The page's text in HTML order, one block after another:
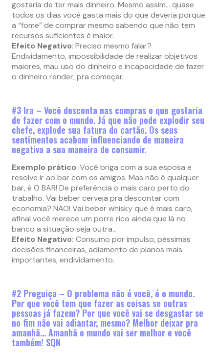
gostaria de ter mais dinheiro. Mesmo assim… quase
todos os dias você gasta mais do que deveria porque
a “fome” de comprar mesmo sabendo que não tem
recursos suficientes é maior.
Efeito Negativo: Preciso mesmo falar?
Endividamento, impossibilidade de realizar objetivos
maiores, mau uso do dinheiro e incapacidade de fazer
o dinheiro render, pra começar.
#3 Ira – Você desconta nas compras o que gostaria
de fazer com o mundo. Já que não pode explodir seu
chefe, explode sua fatura do cartão. Os seus
sentimentos acabam influenciando de maneira
negativa a sua maneira de consumir.
Exemplo prático: Você briga com a sua esposa e
resolve ir ao bar com os amigos. Mas não é qualquer
bar, é O BAR! De preferência o mais caro perto do
trabalho. Vai beber cerveja pra descontar com
economia? NÃO! Vai beber whisky que é mais caro,
afinal você merece um porre rico ainda que lá no
banco a situação seja outra…
Efeito Negativo: Consumo por impulso, péssimas
decisões financeiras, adiamento de planos mais
importantes, endividamento.
#2 Preguiça – O problema não é você, é o mundo.
Por que você tem que fazer as coisas se outras
pessoas já fazem? Por que você vai se desgastar se
no fim não vai adiantar, mesmo? Melhor deixar pra
amanhã… Amanhã o mundo vai ser melhor e você
também! SQN